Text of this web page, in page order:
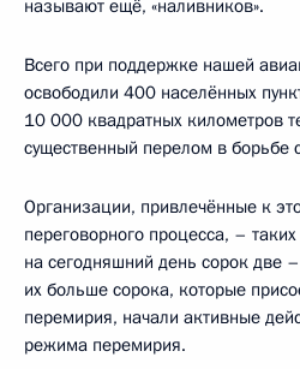
называют ещё, «наливников».
Всего при поддержке нашей
освободили 400 населённых
10 000 квадратных километров
существенный перелом в борьбе
Организации, привлечённые к
переговорного процесса, –
на сегодняшний день сорок две
их больше сорока, которые
перемирия, начали активные
режима перемирия.